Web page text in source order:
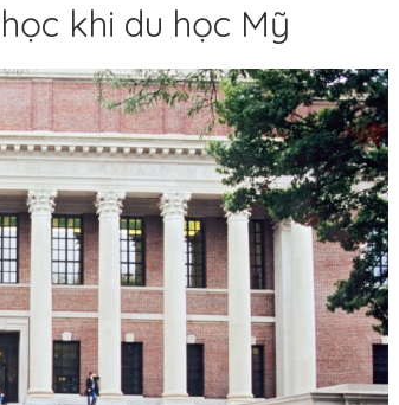
khi du học Mỹ